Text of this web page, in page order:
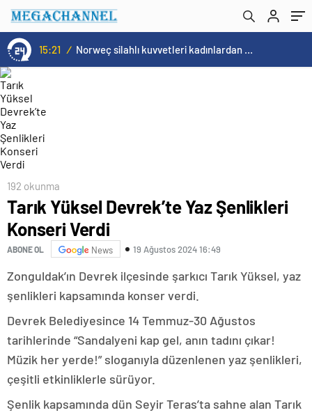
15:21 / Norweç silahlı kuvvetleri kadınlardan oluşan özel kuvvetler eğitimlerini başlattı.
192 okunma
Tarık Yüksel Devrek’te Yaz Şenlikleri
Konseri Verdi
ABONE OL News 19 Ağustos 2024 16:49
Zonguldak’ın Devrek ilçesinde şarkıcı Tarık Yüksel, yaz
şenlikleri kapsamında konser verdi.
Devrek Belediyesince 14 Temmuz-30 Ağustos
tarihlerinde “Sandalyeni kap gel, anın tadını çıkar!
Müzik her yerde!” sloganıyla düzenlenen yaz şenlikleri,
çeşitli etkinliklerle sürüyor.
Şenlik kapsamında dün Seyir Teras’ta sahne alan Tarık